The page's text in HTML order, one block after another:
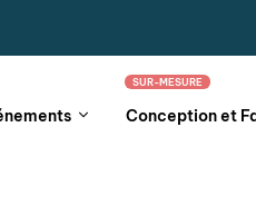
Conception et
SUR-MESURE